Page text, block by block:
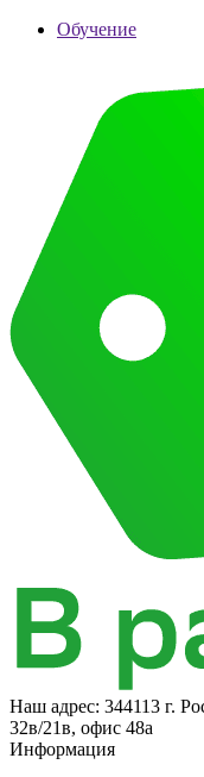
Обучение
Наш адрес: 344113 г.
32в/21в, офис 48а
Информация